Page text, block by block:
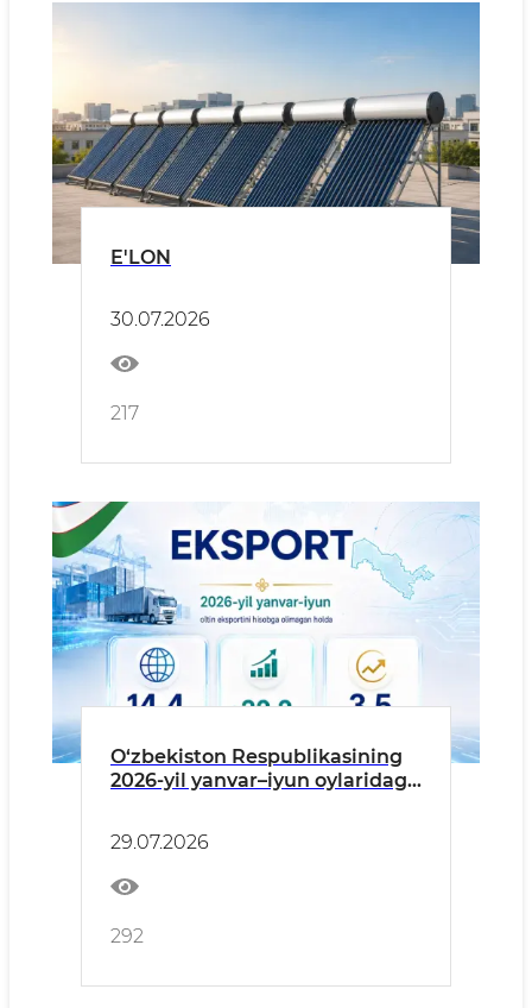
E'LON
30.07.2026
217
O‘zbekiston Respublikasining
2026-yil yanvar–iyun oylaridagi
hisobga olinmagan holda)
29.07.2026
292